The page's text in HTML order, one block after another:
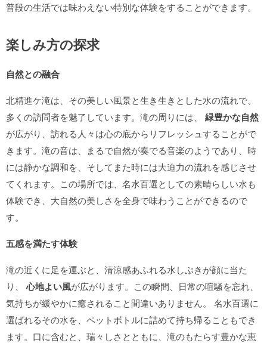
普段の生活では味わえない特別な体験をすることができます。
楽しみ方の探求
自然との融合
北精進ケ滝は、その美しい風景と生き生きとした水の流れで、
多くの訪問者を魅了しています。滝の周りには、 緑豊かな自然
が広がり、訪れる人々は心の底からリフレッシュすることがで
きます。滝の音は、まるで自然が奏でる音楽のようであり、時
には静かな調和を、そしてまた時には大迫力の流れを感じさせ
てくれます。この場所では、名水百選としての素晴らしい水も
体験でき、大自然の美しさを全身で味わうことができるので
す。
五感を満たす体験
滝の近くに足を運ぶと、清涼感あふれる水しぶきが顔に当た
り、心地よい風が広がります。この瞬間、日常の喧騒を忘れ、
気持ちが緩やかに癒されること間違いありません。 名水百選に
選ばれるその水を、ペットボトルに詰めて持ち帰ることもでき
ます。口に含むと、瑞々しさとともに、滝のもたらす豊かな恵